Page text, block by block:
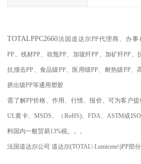
TOTALPPC2660法国道达尔PP代理商、办
PP 、线材PP、吹瓶PP、加玻纤PP 、加矿纤PP 、
抗撞击PP 、食品级PP、医用级PP、耐热级PP、
挤出级PP等通用塑胶
需了解PP价格、作用、行情、报价、可为客户
UL黄卡、 MSDS、 （ RoHS)、 FDA、ASTM或ISO
料国内一般贸易13%税。。。
法国道达尔公司 道达尔(TOTAL\ Lumicene\)PP部